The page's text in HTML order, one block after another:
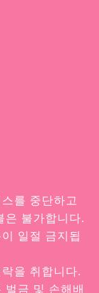
를 중단하고
은 불가합니다.
일절 금지됩
을 취합니다.
벌금 및 손해배